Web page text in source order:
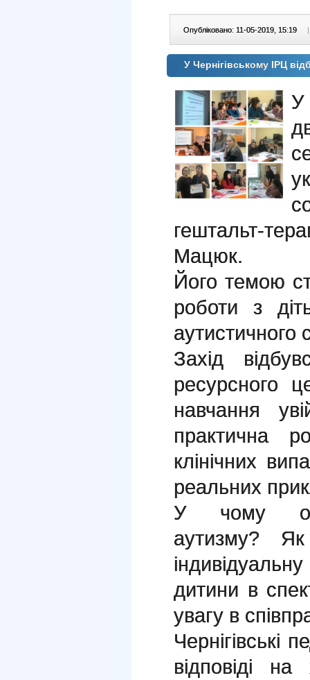
Опубліковано: 11-05-2019, 15:19 |
У Чернігівському ІРЦ
У
гештальт-
Мацюк.
Його темою
роботи з
аутистичного
Захід
ресурсного
навчання
практична
клінічних
реальних
У чому
аутизму?
дитини в
увагу в
Чернігівські
відповіді